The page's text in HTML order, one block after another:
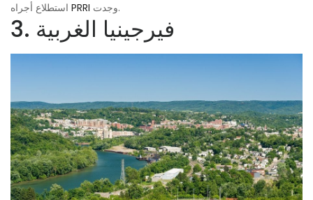
PRRI وجدت.
3. فيرجينيا الغربية